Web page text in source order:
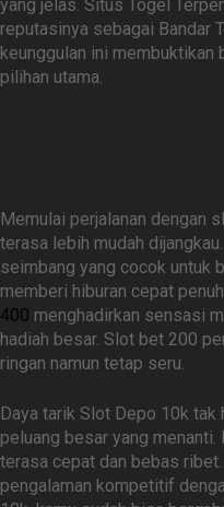
yang jelas. Situs Togel
reputasinya sebagai Bandar
keunggulan ini membuktikan
pilihan utama.
Memulai perjalanan dengan
terasa lebih mudah
seimbang yang cocok untuk
memberi hiburan cepat
400 menghadirkan sensasi
hadiah besar. Slot bet 200
ringan namun tetap seru.
Daya tarik Slot Depo 10k tak
peluang besar yang
terasa cepat dan bebas
pengalaman kompetitif